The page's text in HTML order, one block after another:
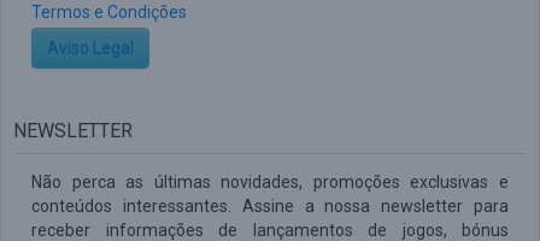
Termos e Condições
Aviso Legal
NEWSLETTER
Não perca as últimas novidades, promoções exclusivas e
conteúdos interessantes. Assine a nossa newsletter para
receber informações de lançamentos de jogos, bónus